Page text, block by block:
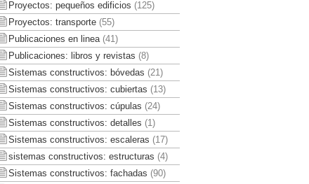
Proyectos: pequeños edificios (125)
Proyectos: transporte(55)
Publicaciones en linea(41)
Publicaciones: libros y revistas (8)
Sistemas constructivos: bóvedas (21)
Sistemas constructivos: cubiertas (13)
Sistemas constructivos: cúpulas (24)
Sistemas constructivos: detalles (1)
Sistemas constructivos: escaleras (17)
sistemas constructivos: estructuras (4)
Sistemas constructivos: fachadas (90)